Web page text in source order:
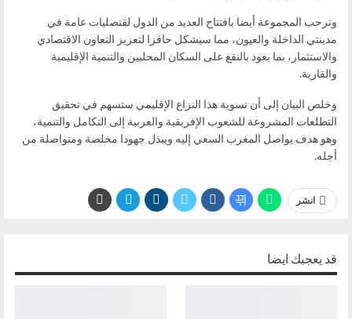
وترحب المجموعة أيضا بافتتاح العديد من الدول لقنصليات عامة في
مدينتي الداخلة والعيون، مما سيشكل حافزا لتعزيز التعاون الاقتصادي
والاستثمار، بما يعود بالنفع على السكان المحليين والتنمية الإقليمية
والقارية.
وخلص البيان إلى أن تسوية هذا النزاع الإقليمي ستسهم في تحقيق
التطلعات المشروعة للشعوب الإفريقية والعربية إلى التكامل والتنمية،
وهو هدف يواصل المغرب السعي إليه ويبذل جهودا مخلصة ومتواصلة من
أجله.
انشر
قد يعجبك ايضا